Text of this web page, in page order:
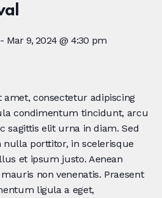
- Mar 9, 2024 @ 4:30 pm
consectetur adipiscing
condimentum tincidunt, arcu
sagittis elit urna in diam. Sed
porttitor, in scelerisque
et ipsum justo. Aenean
non venenatis. Praesent
ligula a eget,